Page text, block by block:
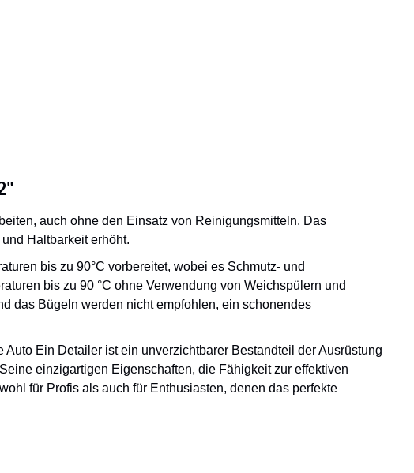
auch ohne den Einsatz von Reinigungsmitteln. Das
Haltbarkeit erhöht.
bis zu 90°C vorbereitet, wobei es Schmutz- und
bis zu 90 °C ohne Verwendung von Weichspülern und
das Bügeln werden nicht empfohlen, ein schonendes
Ein Detailer ist ein unverzichtbarer Bestandteil der Ausrüstung
einzigartigen Eigenschaften, die Fähigkeit zur effektiven
für Profis als auch für Enthusiasten, denen das perfekte